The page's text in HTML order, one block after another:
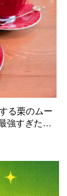
る栗のムー
強すぎた